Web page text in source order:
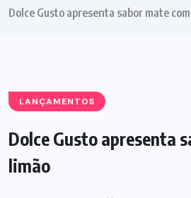
Dolce Gusto apresenta sabor mate
LANÇAMENTOS
Dolce Gusto apresenta
limão